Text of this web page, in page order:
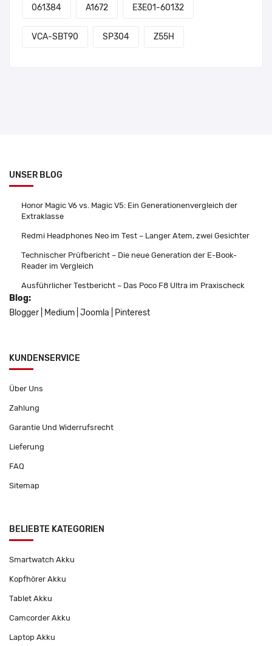
061384 A1672 E3E01-60132
VCA-SBT90 SP304 Z55H
UNSER BLOG
Honor Magic V6 vs. Magic V5: Ein Generationenvergleich der
Extraklasse
Redmi Headphones Neo im Test – Langer Atem, zwei Gesichter
Technischer Prüfbericht – Die neue Generation der E-Book-
Reader im Vergleich
Ausführlicher Testbericht – Das Poco F8 Ultra im Praxischeck
Blog:
Blogger
Medium Joomla Pinterest
KUNDENSERVICE
Über Uns
Zahlung
Garantie Und Widerrufsrecht
Lieferung
FAQ
Sitemap
BELIEBTE KATEGORIEN
Smartwatch Akku
Kopfhörer Akku
Tablet Akku
Camcorder Akku
Laptop Akku